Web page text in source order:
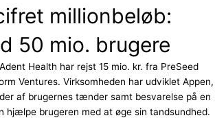
millionbeløb:
50 mio. brugere
Health har rejst 15 mio. kr. fra PreSeed
Ventures. Virksomheden har udviklet Appen,
af brugernes tænder samt besvarelse på en
hjælpe brugeren med at øge sin tandsundhed.